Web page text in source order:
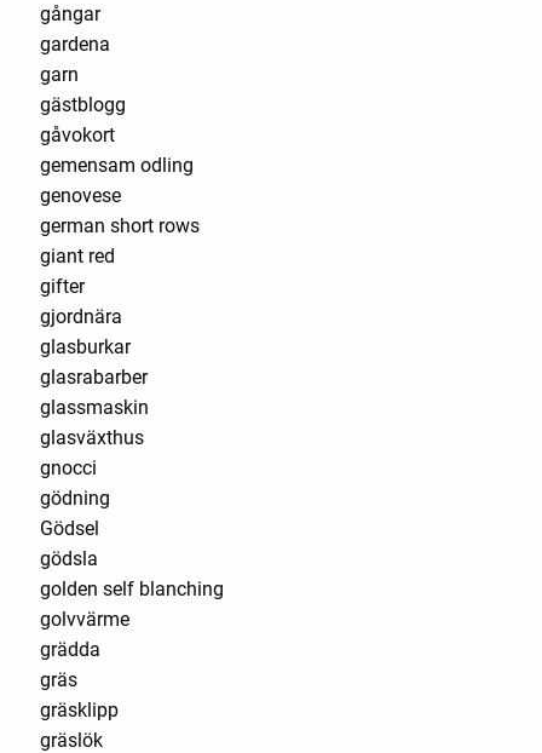
gångar
gardena
garn
gästblogg
gåvokort
gemensam odling
genovese
german short rows
giant red
gifter
gjordnära
glasburkar
glasrabarber
glassmaskin
glasväxthus
gnocci
gödning
Gödsel
gödsla
golden self blanching
golvvärme
grädda
gräs
gräsklipp
gräslök